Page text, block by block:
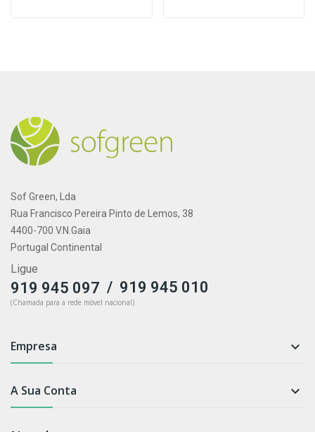
Sof Green, Lda
Rua Francisco Pereira Pinto de Lemos, 38
4400-700 V.N.Gaia
Portugal Continental
Ligue
919 945 097 / 919 945 010
(Chamada para a rede móvel nacional)
Empresa 
A Sua Conta 